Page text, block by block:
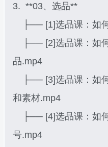
3. **03、选品**
├── [1]选品课：如
├── [2]选品课：如
品.mp4
├── [3]选品课：如
和素材.mp4
├── [4]选品课：如
号.mp4